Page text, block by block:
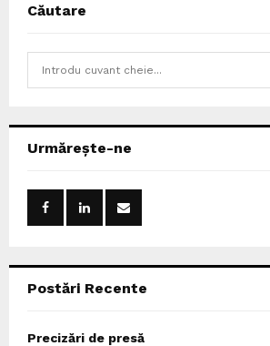
Căutare
h
Urmărește-ne
Postări Recente
Precizări de presă